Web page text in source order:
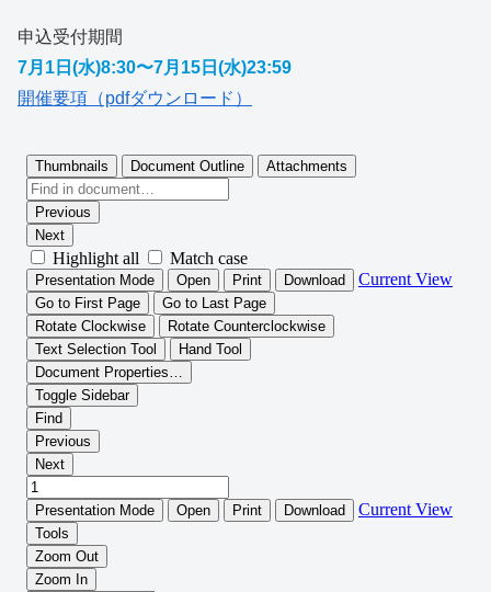
申込受付期間
7月1日(水)8:30〜7月15日(水)23:59
開催要項（pdfダウンロード）